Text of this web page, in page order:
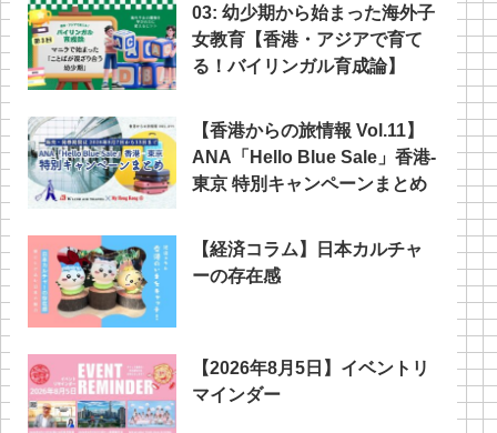
03: 幼少期から始まった海外子
女教育【香港・アジアで育て
る！バイリンガル育成論】
【香港からの旅情報 Vol.11】
ANA「Hello Blue Sale」香港‐
東京 特別キャンペーンまとめ
【経済コラム】日本カルチャ
ーの存在感
【2026年8月5日】イベントリ
マインダー